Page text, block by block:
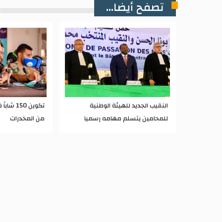
تصفح أيضا...
النقيب الجديد للهيئة الوطنية
للمحامين يتسلم مهامه رسميا
تكوين
من المخدرات